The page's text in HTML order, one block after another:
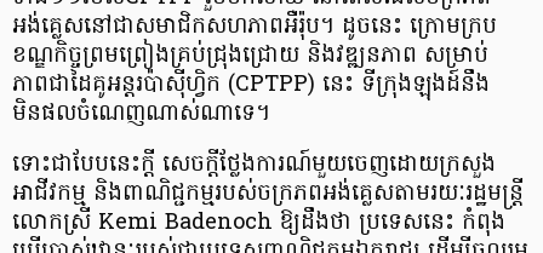
អង់គ្លេសនៅជាសមាជិកសហភាពអឺរ៉ុប។ ដូចនេះ ក្រោមក្រប
ខណ្ឌកិច្ចព្រមព្រៀងគ្រប់ជ្រុងជ្រោយ និងវឌ្ឍនភាព សម្រាប់
ភាពជាដៃគូអន្តរប៉ាស៊ីហ្វិក (CPTPP) នេះ ទីក្រុងឡុងដ៍នឹង
មិនផលចំណេញណាស់ណាទេ។
ទោះជាបែបនេះក្តី សេចក្តីថ្លែងការណ៍មួយចេញដោយក្រសួង
អាជីវកម្ម និងពាណិជ្ជកម្មរបស់ចក្រភពអង់គ្លេសតាមរយៈរដ្ឋមន្ត្រី
លោកស្រី Kemi Badenoch ឱ្យដឹងថា ប្រទេសនេះ កំពុង